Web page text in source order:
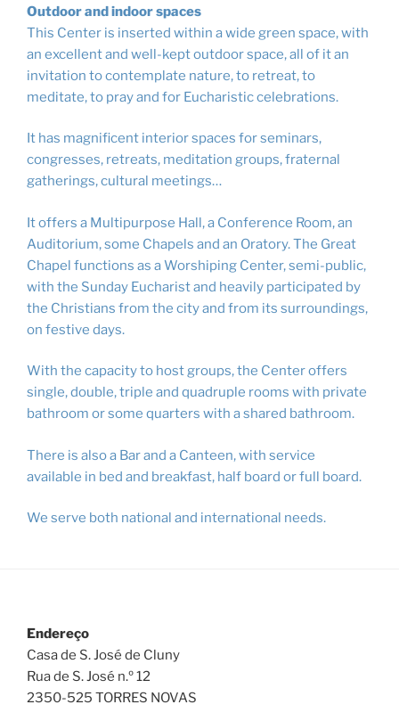
Outdoor and indoor spaces
This Center is inserted within a wide green space, with
an excellent and well-kept outdoor space, all of it an
invitation to contemplate nature, to retreat, to
meditate, to pray and for Eucharistic celebrations.
It has magnificent interior spaces for seminars,
congresses, retreats, meditation groups, fraternal
gatherings, cultural meetings…
It offers a Multipurpose Hall, a Conference Room, an
Auditorium, some Chapels and an Oratory. The Great
Chapel functions as a Worshiping Center, semi-public,
with the Sunday Eucharist and heavily participated by
the Christians from the city and from its surroundings,
on festive days.
With the capacity to host groups, the Center offers
single, double, triple and quadruple rooms with private
bathroom or some quarters with a shared bathroom.
There is also a Bar and a Canteen, with service
available in bed and breakfast, half board or full board.
We serve both national and international needs.
Endereço
Casa de S. José de Cluny
Rua de S. José n.º 12
2350-525 TORRES NOVAS